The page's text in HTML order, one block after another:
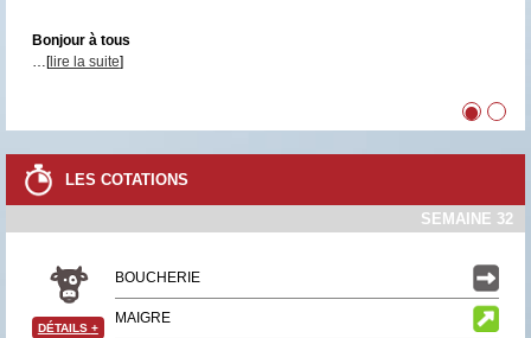
Bonjour à tous
…[lire la suite]
••
LES COTATIONS
SEMAINE 32
BOUCHERIE
MAIGRE
DÉTAILS +